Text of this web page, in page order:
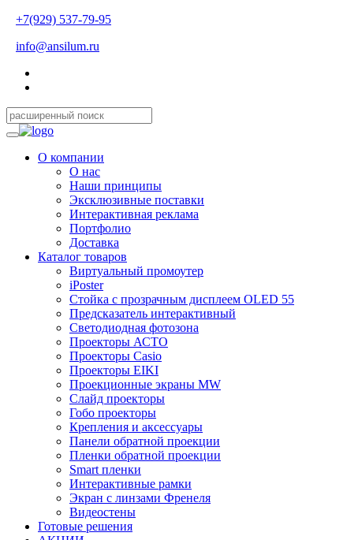
+7(929) 537-79-95
info@ansilum.ru
О компании
О нас
Наши принципы
Эксклюзивные поставки
Интерактивная реклама
Портфолио
Доставка
Каталог товаров
Виртуальный промоутер
iPoster
Стойка с прозрачным дисплеем OLED 55
Предсказатель интерактивный
Светодиодная фотозона
Проекторы АСТО
Проекторы Casio
Проекторы EIKI
Проекционные экраны MW
Слайд проекторы
Гобо проекторы
Крепления и аксессуары
Панели обратной проекции
Пленки обратной проекции
Smart пленки
Интерактивные рамки
Экран с линзами Френеля
Видеостены
Готовые решения